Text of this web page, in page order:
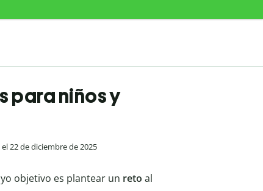
para niños y
22 de diciembre de 2025
objetivo es plantear un reto al